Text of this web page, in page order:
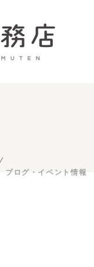
ブログ・イベント情報